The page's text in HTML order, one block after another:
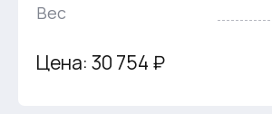
Вес
Цена: 30 754 ₽